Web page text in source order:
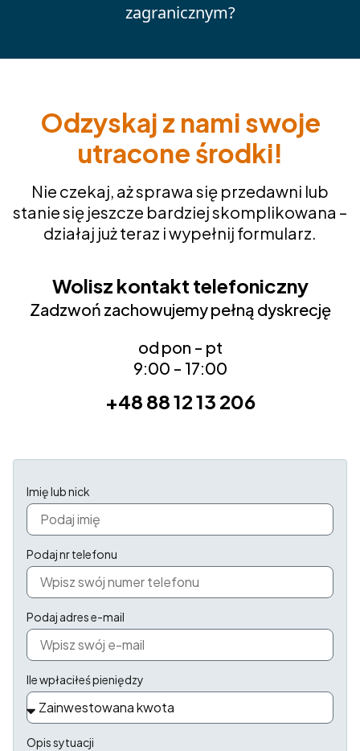
zagranicznym?
Odzyskaj z nami swoje
utracone środki!
Nie czekaj, aż sprawa się przedawni lub
stanie się jeszcze bardziej skomplikowana –
działaj już teraz i wypełnij formularz.
Wolisz kontakt telefoniczny
Zadzwoń zachowujemy pełną dyskrecję
od pon - pt
9:00 - 17:00
+48 88 12 13 206
Imię lub nick
Podaj nr telefonu
Podaj adres e-mail
Ile wpłaciłeś pieniędzy
Opis sytuacji